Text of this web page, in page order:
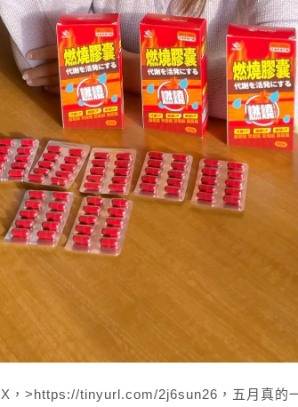
，>https://tinyurl.com/2j6sun26，五月真的